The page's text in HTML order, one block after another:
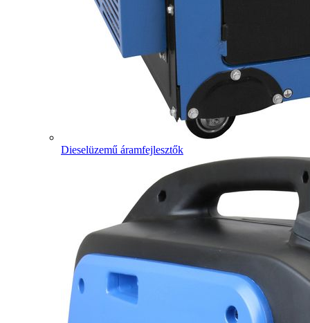
Dieselüzemű áramfejlesztők